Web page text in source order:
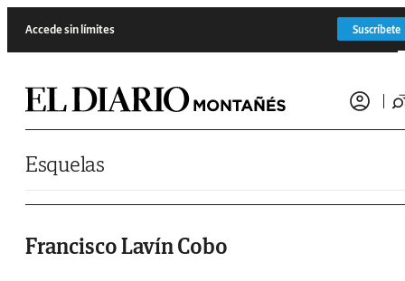
Accede sin límites Suscríbete
Esquelas
Francisco Lavín Cobo